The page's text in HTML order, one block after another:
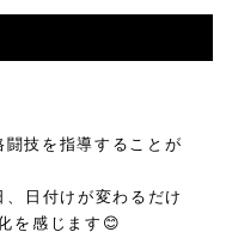
技を指導することが
日付けが変わるだけ
を感じます😊